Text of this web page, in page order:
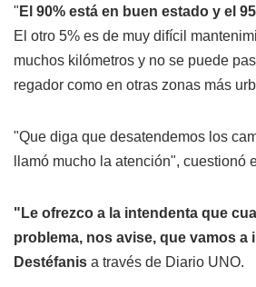
" El 90% está en buen estado y el
El otro 5% es de muy difícil
muchos kilómetros y no se puede
regador como en otras zonas más
"Que diga que desatendemos los
llamó mucho la atención", cuestionó
"Le ofrezco a la intendenta que
problema, nos avise, que vamos a
Destéfanis a través de Diario UNO.